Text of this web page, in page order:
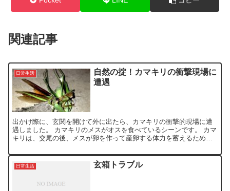
関連記事
日常生活
自然の掟！カマキリの衝撃現場に
遭遇
出かけ際に、玄関を開けて外に出たら、カマキリの衝撃的現場に遭
遇しました。 カマキリのメスがオスを食べているシーンです。 カマ
キリは、交尾の後、メスが卵を作って産卵する体力を蓄えるため、
日常生活 玄箱トラブル